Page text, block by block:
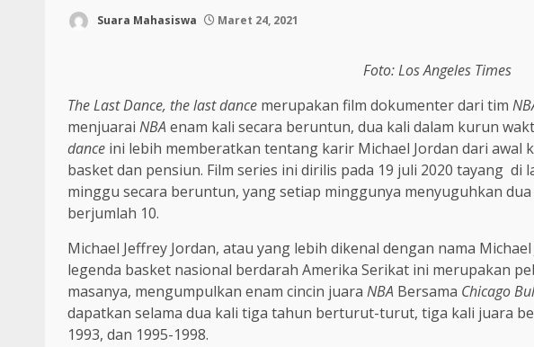
Suara Mahasiswa Maret 24, 2021
Foto: Los Angeles Times
The Last Dance, the last dance merupakan film dokumenter dari tim
menjuarai NBA enam kali secara beruntun, dua kali dalam kurun
dance ini lebih memberatkan tentang karir Michael Jordan dari awal
basket dan pensiun. Film series ini dirilis pada 19 juli 2020 tayang di
minggu secara beruntun, yang setiap minggunya menyuguhkan
berjumlah 10.
Michael Jeffrey Jordan, atau yang lebih dikenal dengan nama
legenda basket nasional berdarah Amerika Serikat ini merupakan
masanya, mengumpulkan enam cincin juara NBA Bersama Chicago
dapatkan selama dua kali tiga tahun berturut-turut, tiga kali juara
1993, dan 1995-1998.